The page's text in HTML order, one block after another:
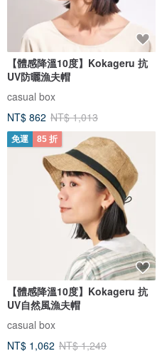
【體感降溫10度】Kokageru 抗
UV防曬漁夫帽
casual box
NT$ 862 NT$ 1,013
免運 85 折
【體感降溫10度】Kokageru 抗
UV自然風漁夫帽
casual box
NT$ 1,062 NT$ 1,249